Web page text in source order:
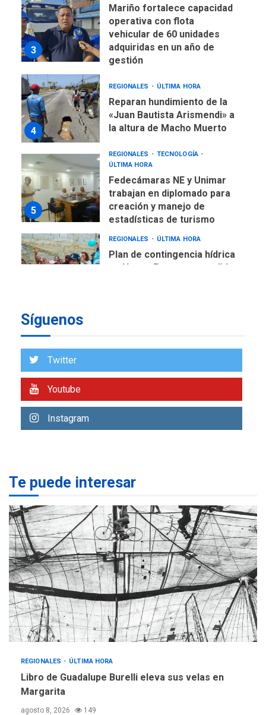
3
Mariño fortalece capacidad
operativa con flota
vehicular de 60 unidades
adquiridas en un año de
gestión
4
REGIONALES ÚLTIMA HORA
Reparan hundimiento de la
«Juan Bautista Arismendi» a
la altura de Macho Muerto
5
REGIONALES
TECNOLOGÍA
ÚLTIMA HORA
Fedecámaras NE y Unimar
trabajan en diplomado para
creación y manejo de
estadísticas de turismo
REGIONALES ÚLTIMA HORA
Plan de contingencia hídrica
en Nueva Esparta consolida
7
2
Margarita será sede de
para aprender a atender
adultos mayores
3
REGIONALES ÚLTIMA HORA
Mariño fortalece capacidad
operativa con flota
vehicular de 60 unidades
adquiridas en un año de
gestión
4
REGIONALES ÚLTIMA HORA
«Juan Bautista Arismendi» a
la altura de Macho Muerto
Síguenos
Twitter
Youtube
Instagram
Te puede interesar
REGIONALES ÚLTIMA HORA
Libro de Guadalupe Burelli eleva sus velas en
Margarita
agosto 8, 2026 149